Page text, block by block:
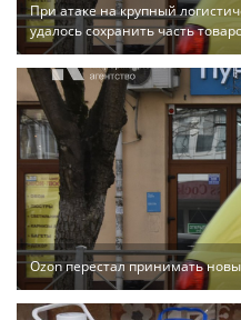
При атаке на крупный
удалось сохранить часть
Ozon перестал принимать